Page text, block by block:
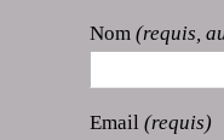
Nom (requis,
Email (requis)